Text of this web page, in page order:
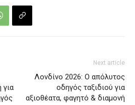
για
Next article
Λονδίνο 2026: Ο απόλυτος
οδηγός ταξιδιού για
αξιοθέατα, φαγητό & διαμονή